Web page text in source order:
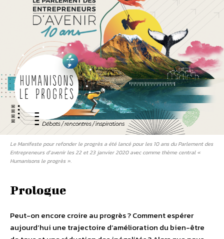
Le Manifeste pour refonder le progrès a été lancé pour les 10 ans du Parlement des
Entrepreneurs d’avenir les 22 et 23 janvier 2020 avec comme thème central «
Humanisons le progrès ».
Prologue
Peut-on encore croire au progrès ? Comment espérer
aujourd’hui une trajectoire d’amélioration du bien-être